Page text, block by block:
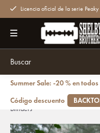
Licencia oficial de la serie
Summer Sale: -20 % en
Código descuento
Abrigo largo de lana | Azul
Blinders